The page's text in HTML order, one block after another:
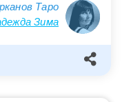
Таро
Зима